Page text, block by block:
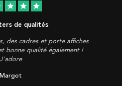
star star star
de qualités
des cadres et porte affiches
bonne qualité également !
J'adore
Margot